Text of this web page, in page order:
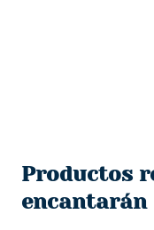
Productos
encantarán